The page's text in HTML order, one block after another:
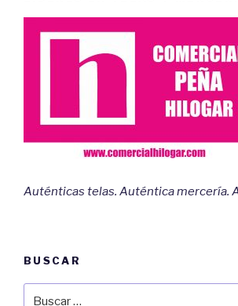
Auténticas telas. Auténtica mercería.
BUSCAR